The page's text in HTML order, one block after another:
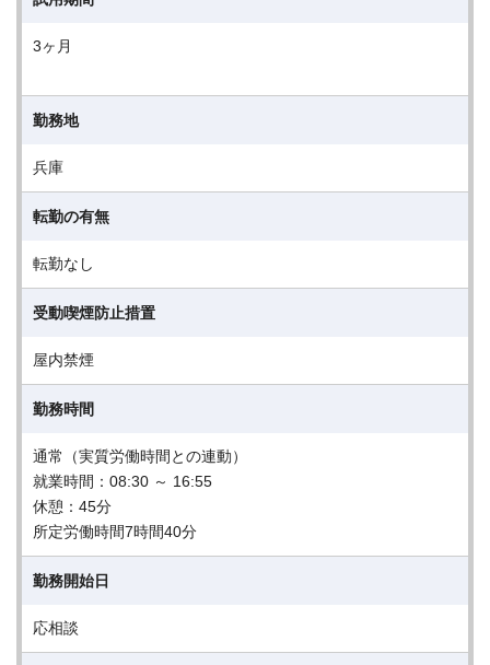
3ヶ月
勤務地
兵庫
転勤の有無
転勤なし
受動喫煙防止措置
屋内禁煙
勤務時間
通常（実質労働時間との連動）
就業時間：08:30 ～ 16:55
休憩：45分
所定労働時間7時間40分
勤務開始日
応相談